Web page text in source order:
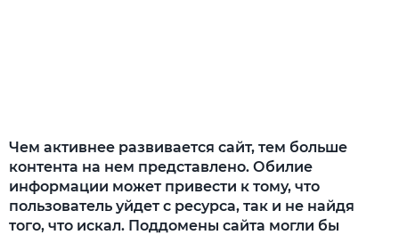
Чем активнее развивается сайт, тем больше
контента на нем представлено. Обилие
информации может привести к тому, что
пользователь уйдет с ресурса, так и не найдя
того, что искал. Поддомены сайта могли бы